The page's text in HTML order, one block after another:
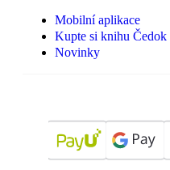
Mobilní aplikace
Kupte si knihu Čedok
Novinky